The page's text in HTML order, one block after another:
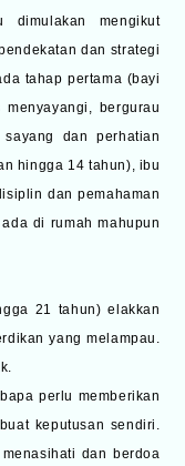
dimulakan mengikut
dan strategi
tahap pertama (bayi
bergurau
dan perhatian
hingga 14 tahun), ibu
dan pemahaman
di rumah mahupun
21 tahun) elakkan
yang melampau.
perlu memberikan
keputusan sendiri.
dan berdoa